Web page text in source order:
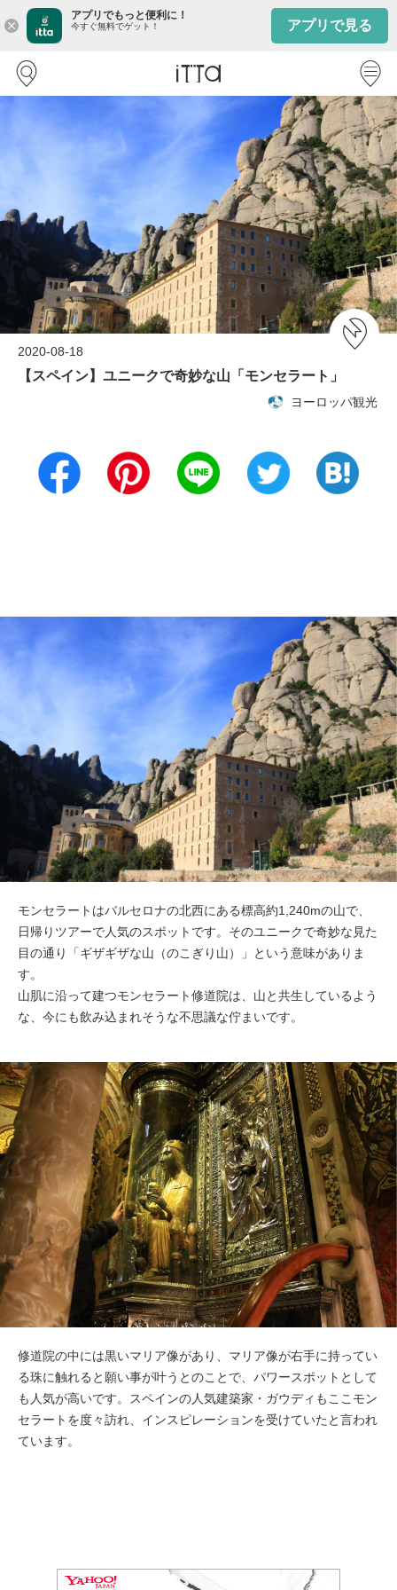
close
アプリでもっと便利に！
今すぐ無料でゲット！ アプリで見る
2020-08-18
【スペイン】ユニークで奇妙な山「モンセラート」
ヨーロッパ観光
モンセラートはバルセロナの北西にある標高約1,240mの山で、
日帰りツアーで人気のスポットです。そのユニークで奇妙な見た
目の通り「ギザギザな山（のこぎり山）」という意味がありま
す。
山肌に沿って建つモンセラート修道院は、山と共生しているよう
な、今にも飲み込まれそうな不思議な佇まいです。
修道院の中には黒いマリア像があり、マリア像が右手に持ってい
る珠に触れると願い事が叶うとのことで、パワースポットとして
も人気が高いです。スペインの人気建築家・ガウディもここモン
セラートを度々訪れ、インスピレーションを受けていたと言われ
ています。